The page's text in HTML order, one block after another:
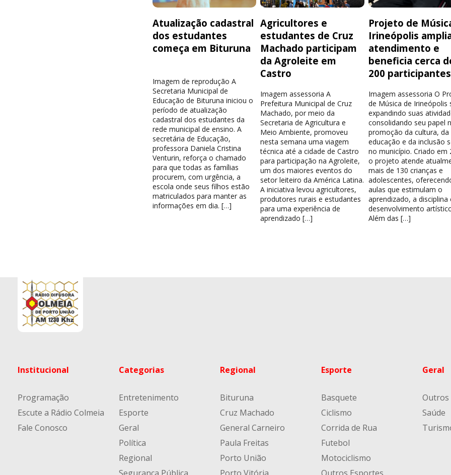
Atualização cadastral
dos estudantes
começa em Bituruna
Imagem de reprodução A
Secretaria Municipal de
Educação de Bituruna iniciou o
período de atualização
cadastral dos estudantes da
rede municipal de ensino. A
secretária de Educação,
professora Daniela Cristina
Venturin, reforça o chamado
para que todas as famílias
procurem, com urgência, a
escola onde seus filhos estão
matriculados para manter as
informações em dia. […]
Agricultores e
estudantes de Cruz
Machado participam
da Agroleite em
Castro
Imagem assessoria A
Prefeitura Municipal de Cruz
Machado, por meio da
Secretaria de Agricultura e
Meio Ambiente, promoveu
nesta semana uma viagem
técnica até a cidade de Castro
para participação na Agroleite,
um dos maiores eventos do
setor leiteiro da América Latina.
A iniciativa levou agricultores,
produtores rurais e estudantes
para uma experiência de
aprendizado […]
Projeto de
Irineópolis
atendimento e
beneficia cerca
200 participantes
Imagem assessoria O
de Música de Irineópolis
expandindo suas
consolidando seu papel
promoção da cultura, da
educação e da inclusão
no município. Criado em
o projeto atende
mais de 130 crianças e
adolescentes,
aulas que estimulam o
aprendizado, a disciplina
desenvolvimento
Além das […]
Institucional
Programação
Escute a Rádio Colmeia
Fale Conosco
Categorias
Entretenimento
Esporte
Geral
Política
Regional
Regional
Bituruna
Cruz Machado
General Carneiro
Paula Freitas
Porto União
Esporte
Basquete
Ciclismo
Corrida de Rua
Futebol
Motociclismo
Geral
Outros
Saúde